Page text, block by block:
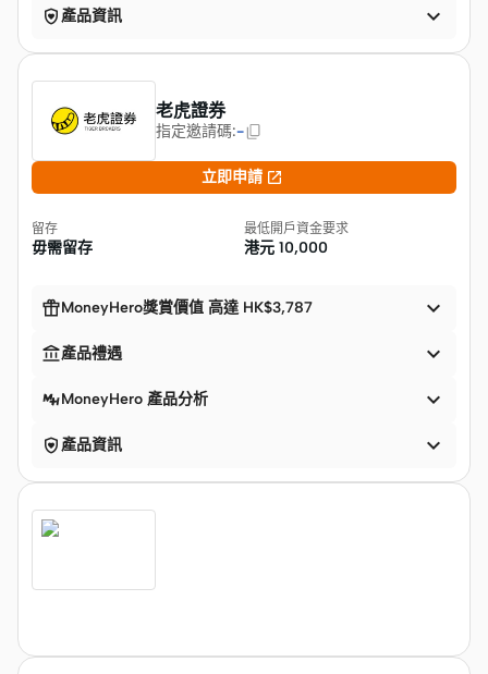
 產品資訊 
老虎證券
指定邀請碼:-
立即申請 
留存
毋需留存
最低開戶資金要求
港元 10,000
MoneyHero獎賞價值 高達 HK$3,787 
產品禮遇 
MoneyHero 產品分析 
 產品資訊 